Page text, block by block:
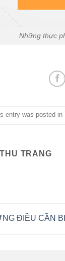
Những thực
entry was posted in
TRANG
ĐIỀU CẦN